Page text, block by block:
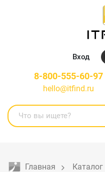
Вход
8-800-555-60-97
hello@itfind.ru
Главная Каталог